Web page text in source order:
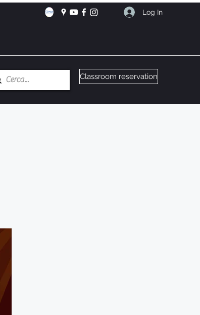
Log In
Classroom reservation